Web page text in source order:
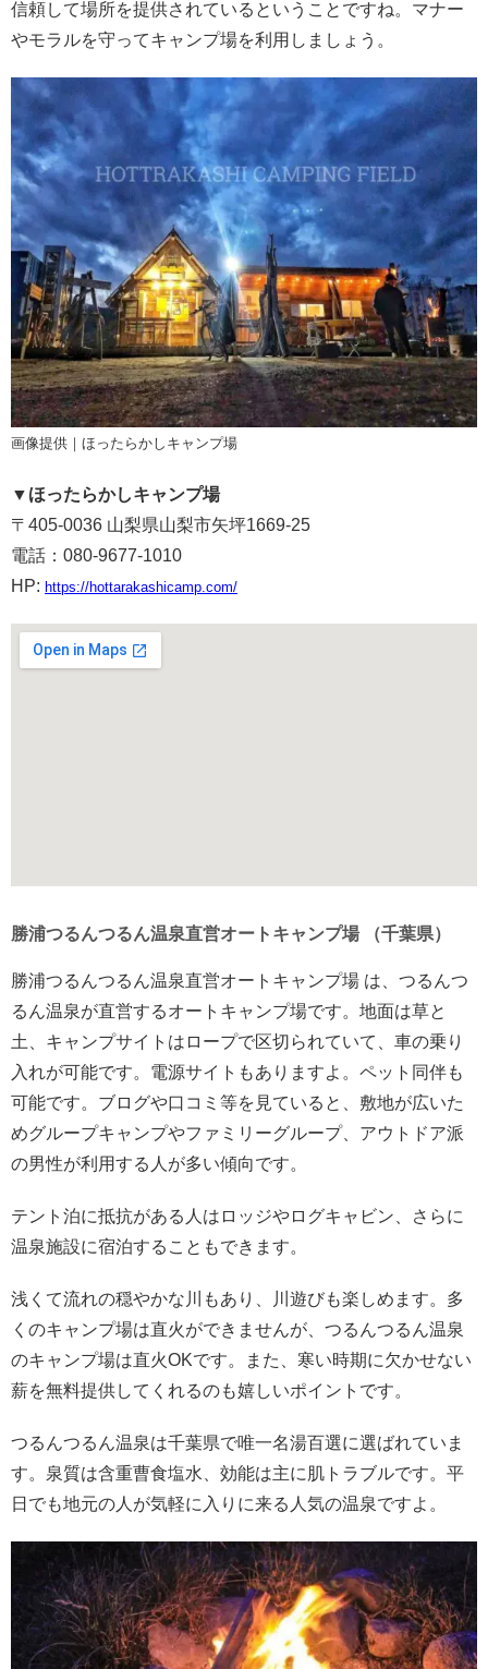
信頼して場所を提供されているということですね。マナー
やモラルを守ってキャンプ場を利用しましょう。
画像提供｜ほったらかしキャンプ場
▼ ほったらかしキャンプ場
〒405-0036 山梨県山梨市矢坪1669-25
電話：080-9677-1010
HP: https://hottarakashicamp.com/
勝浦つるんつるん温泉直営オートキャンプ場 （千葉県）
勝浦つるんつるん温泉直営オートキャンプ場 は、つるんつ
るん温泉が直営するオートキャンプ場です。地面は草と
土、キャンプサイトはロープで区切られていて、車の乗り
入れが可能です。電源サイトもありますよ。ペット同伴も
可能です。ブログや口コミ等を見ていると、敷地が広いた
めグループキャンプやファミリーグループ、アウトドア派
の男性が利用する人が多い傾向です。
テント泊に抵抗がある人はロッジやログキャビン、さらに
温泉施設に宿泊することもできます。
浅くて流れの穏やかな川もあり、川遊びも楽しめます。多
くのキャンプ場は直火ができませんが、つるんつるん温泉
のキャンプ場は直火OKです。また、寒い時期に欠かせない
薪を無料提供してくれるのも嬉しいポイントです。
つるんつるん温泉は千葉県で唯一名湯百選に選ばれていま
す。泉質は含重曹食塩水、効能は主に肌トラブルです。平
日でも地元の人が気軽に入りに来る人気の温泉ですよ。